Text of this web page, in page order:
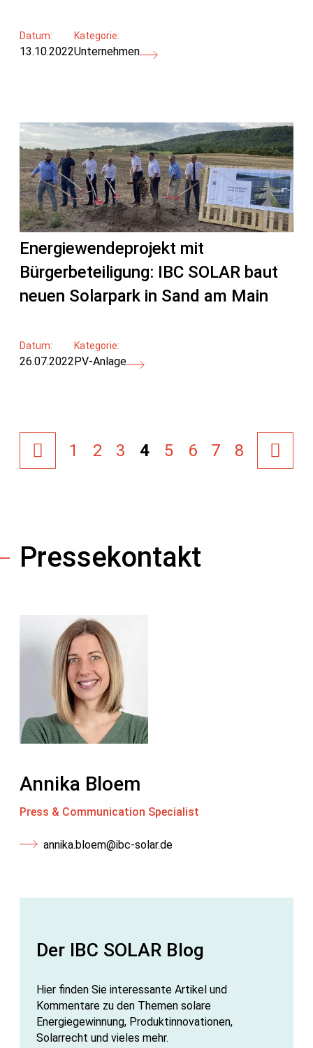
Datum:
13.10.2022
Kategorie:
Unternehmen
Energiewendeprojekt mit
Bürgerbeteiligung: IBC SOLAR baut
neuen Solarpark in Sand am Main
Datum:
26.07.2022
Kategorie:
PV-Anlage
1 2 3 4 5 6 7 8
Pressekontakt
Annika Bloem
Press & Communication Specialist
annika.bloem@ibc-solar.de
Der IBC SOLAR Blog
Hier finden Sie interessante Artikel und
Kommentare zu den Themen solare
Energiegewinnung, Produktinnovationen,
Solarrecht und vieles mehr.